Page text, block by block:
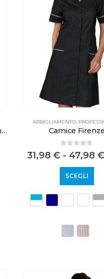
Camice Venezia Mezza manica con Grembiulino
ABBIGLIAMENTO,
Camice Firenze
out of 5
31,98 € - 47,98 €
SCEGLI